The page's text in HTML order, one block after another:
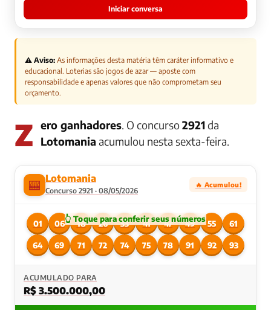
Iniciar conversa
⚠️ Aviso: As informações desta matéria têm caráter informativo e
educacional. Loterias são jogos de azar — aposte com
responsabilidade e apenas valores que não comprometam seu
orçamento.
Zero ganhadores. O concurso2921da
Lotomania acumulou nesta sexta-feira.
🎰 Lotomania
Concurso 2921 · 08/05/2026
🔥 Acumulou!
01 06 18 26 33 41 47 49 55 61
64 69 71 72 74 75 78 91 92 93
ACUMULADO PARA
R$ 3.500.000,00